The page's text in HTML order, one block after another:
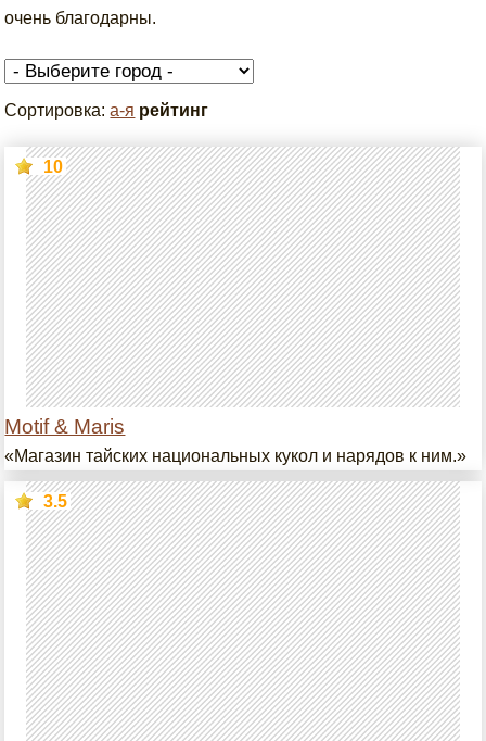
очень благодарны.
Сортировка:а-я рейтинг
Motif & Maris
10
«Магазин тайских национальных кукол и нарядов к ним.»
3.5